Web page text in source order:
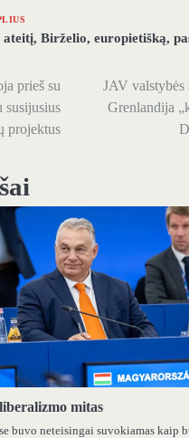
ateitį, Birželio, europietišką,
prieš su
susijusius
projektus
JAV valstybės
Grenlandija
mitas
buvo neteisingai suvokiamas kaip